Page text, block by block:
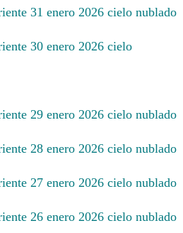
31 enero 2026 cielo nublado
29 enero 2026 cielo nublado
28 enero 2026 cielo nublado
27 enero 2026 cielo nublado
26 enero 2026 cielo nublado